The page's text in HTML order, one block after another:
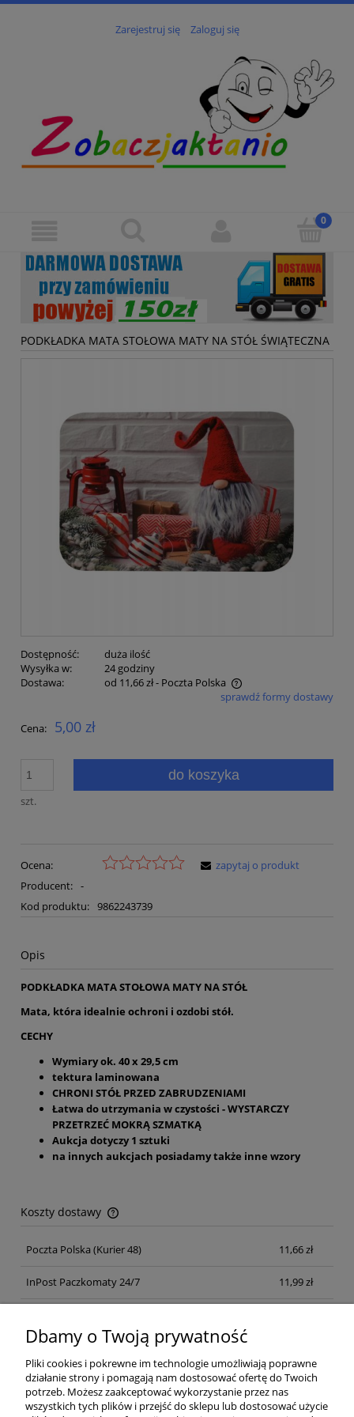
Zarejestruj się Zaloguj się
PODKŁADKA MATA STOŁOWA MATY NA STÓŁ ŚWIĄTECZNA
Dostępność:
duża ilość
Wysyłka w:
24 godziny
Dostawa:
od 11,66 zł- Poczta Polska
Cena nie zawiera ewentualnych kosztów płatnościsprawdź formy dostawy
Cena: 5,00 zł
szt.
do koszyka
Ocena:
Producent: -
Kod produktu: 9862243739
zapytaj o produkt
Opis
PODKŁADKA MATA STOŁOWA MATY NA STÓŁ
Mata, która idealnie ochroni i ozdobi stół.
CECHY
Wymiary ok. 40 x 29,5 cm
tektura laminowana
CHRONI STÓŁ PRZED ZABRUDZENIAMI
Łatwa do utrzymania w czystości - WYSTARCZY
PRZETRZEĆ MOKRĄ SZMATKĄ
Aukcja dotyczy 1 sztuki
na innych aukcjach posiadamy także inne wzory
Koszty dostawy
Cena nie zawiera ewentualnych kosztów płatności
Poczta Polska (Kurier 48) 11,66 zł
InPost Paczkomaty 24/7 11,99 zł
Dbamy o Twoją prywatność
Pliki cookies i pokrewne im technologie umożliwiają poprawne
działanie strony i pomagają nam dostosować ofertę do Twoich
potrzeb. Możesz zaakceptować wykorzystanie przez nas
wszystkich tych plików i przejść do sklepu lub dostosować użycie